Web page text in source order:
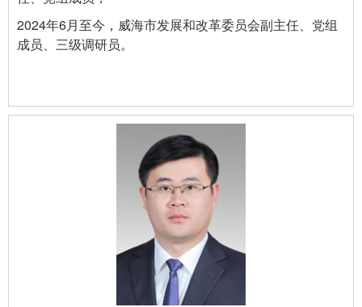
2024年6月至今，威海市发展和改革委员会副主任、党组
成员、三级调研员。